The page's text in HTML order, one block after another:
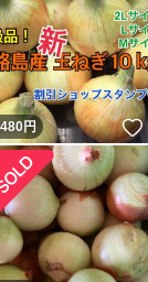
ね！
円